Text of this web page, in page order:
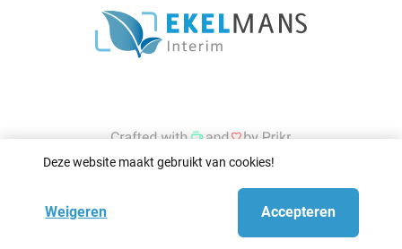
Deze website maakt gebruikt van cookies!
Weigeren Accepteren